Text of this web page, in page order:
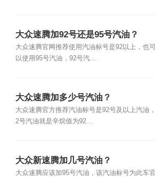
大众速腾加92号还是95号汽油？
大众速腾官网推荐使用汽油标号是92以上，也可
以使用95号汽油，92号汽...
大众速腾加多少号汽油？
大众速腾官方推荐汽油标号是92号及以上汽油
2号汽油就是辛烷值为92...
大众新速腾加几号汽油？
大众速腾应该加95号汽油，该汽油标号为此车官